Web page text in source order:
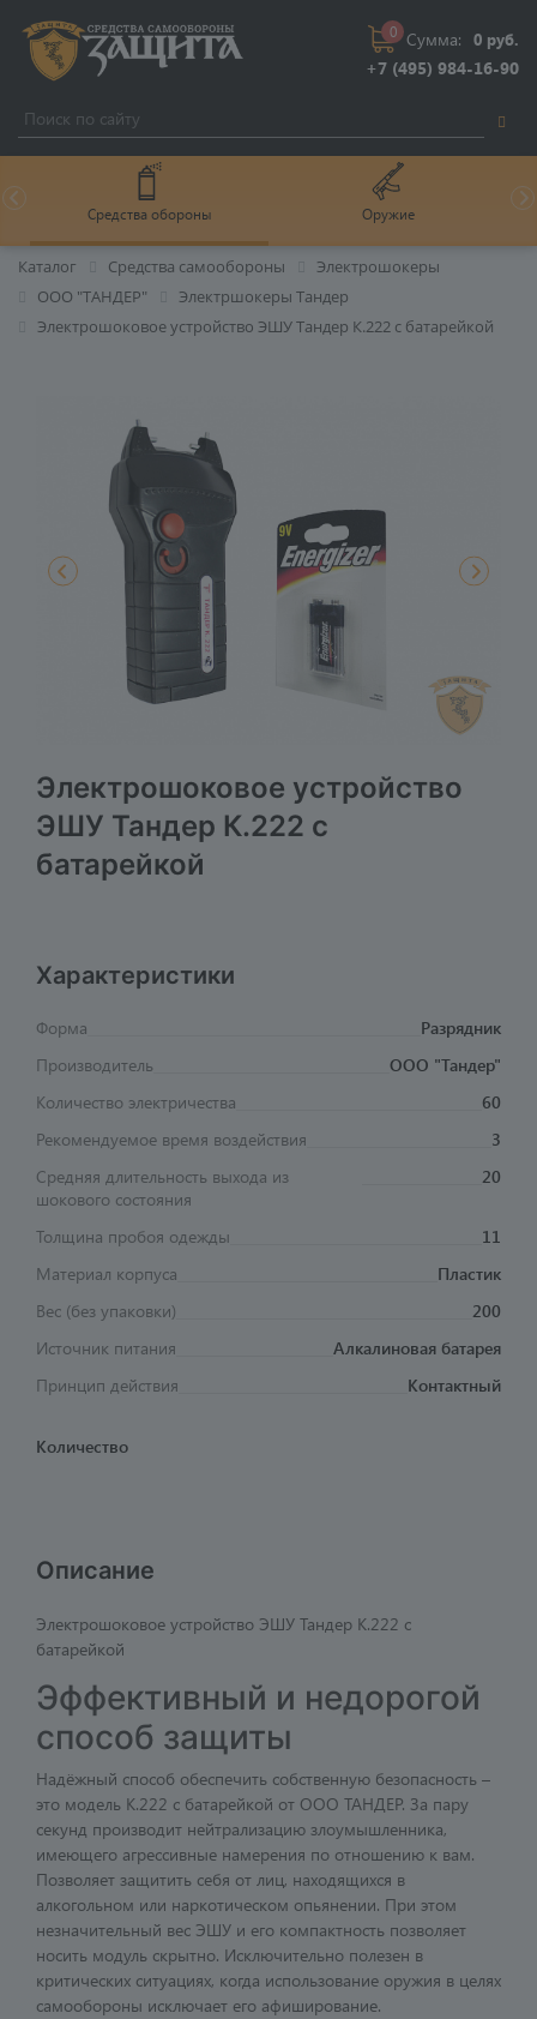
+7 (495) 984-16-90
0 Сумма: 0 руб.
Средства обороны Оружие
Каталог Средства самообороны
Электрошокеры
ООО "ТАНДЕР"
Электршокеры Тандер
Электрошоковое устройство ЭШУ Тандер К.222 c батарейкой
Электрошоковое устройство
ЭШУ Тандер К.222 c
батарейкой
Характеристики
Форма
Разрядник
Производитель
ООО "Тандер"
Количество электричества
60
Рекомендуемое время воздействия
3
Средняя длительность выхода из
шокового состояния
20
Толщина пробоя одежды
11
Материал корпуса
Пластик
Вес (без упаковки)
200
Источник питания
Алкалиновая батарея
Принцип действия
Контактный
Количество
Описание
Электрошоковое устройство ЭШУ Тандер К.222 c
батарейкой
Эффективный и недорогой
способ защиты
Надёжный способ обеспечить собственную безопасность –
это модель К.222 с батарейкой от ООО ТАНДЕР. За пару
секунд производит нейтрализацию злоумышленника,
имеющего агрессивные намерения по отношению к вам.
Позволяет защитить себя от лиц, находящихся в
алкогольном или наркотическом опьянении. При этом
незначительный вес ЭШУ и его компактность позволяет
носить модуль скрытно. Исключительно полезен в
критических ситуациях, когда использование оружия в целях
самообороны исключает его афиширование.